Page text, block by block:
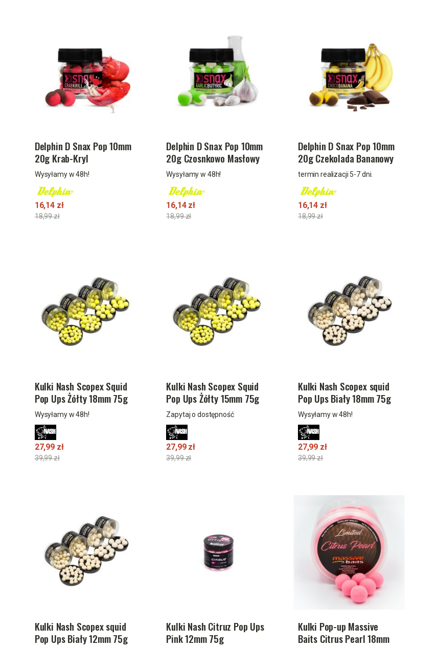
Delphin D Snax Pop 10mm
20g Krab-Kryl
Wysyłamy w 48h!
16,14 zł
18,99 zł
Delphin D Snax Pop 10mm
20g Czosnkowo Masłowy
Wysyłamy w 48h!
16,14 zł
18,99 zł
Delphin D Snax Pop 10mm
20g Czekolada Bananowy
termin realizacji 5-7 dni.
16,14 zł
18,99 zł
Kulki Nash Scopex Squid
Pop Ups Żółty 18mm 75g
Wysyłamy w 48h!
27,99 zł
39,99 zł
Kulki Nash Scopex Squid
Pop Ups Żółty 15mm 75g
Zapytaj o dostępność
27,99 zł
39,99 zł
Kulki Nash Scopex squid
Pop Ups Biały 18mm 75g
Wysyłamy w 48h!
27,99 zł
39,99 zł
Kulki Nash Scopex squid
Pop Ups Biały 12mm 75g
Kulki Nash Citruz Pop Ups
Pink 12mm 75g
Kulki Pop-up Massive
Baits Citrus Pearl 18mm